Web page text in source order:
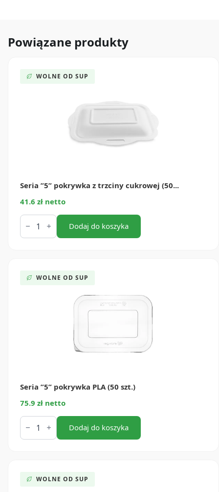
Powiązane produkty
WOLNE OD SUP
Seria ”5” pokrywka z trzciny cukrowej (50...
41.6 zł netto
ilość
Seria
”5”
pokrywka
(50
szt.)
Dodaj do koszyka
WOLNE OD SUP
Seria ”5” pokrywka PLA (50 szt.)
75.9 zł netto
ilość
Seria
”5”
pokrywka
Dodaj do koszyka
WOLNE OD SUP